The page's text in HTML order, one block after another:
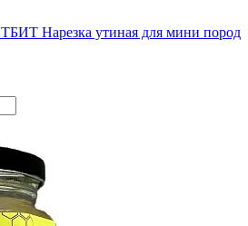
Нарезка утиная для мини пород